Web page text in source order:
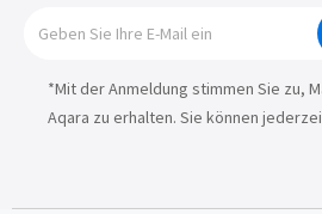
*Mit der Anmeldung stimmen Sie zu,
Aqara zu erhalten. Sie können